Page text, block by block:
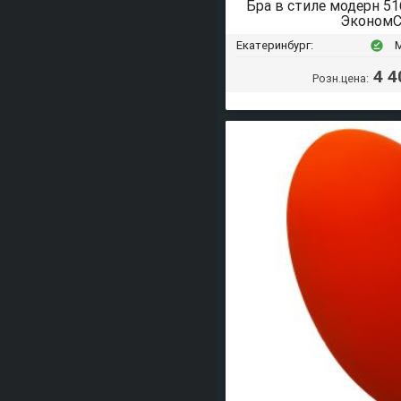
Бра в стиле модерн
Екатеринбург: offline_pin
Розн.цена: 4